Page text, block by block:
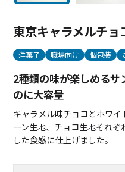
東京キャラメルチョ
洋菓子 職場向け 個包装
2種類の味が楽しめる
のに大容量
キャラメル味チョコとホワ
ーン生地、チョコ生地それ
した食感に仕上げました。